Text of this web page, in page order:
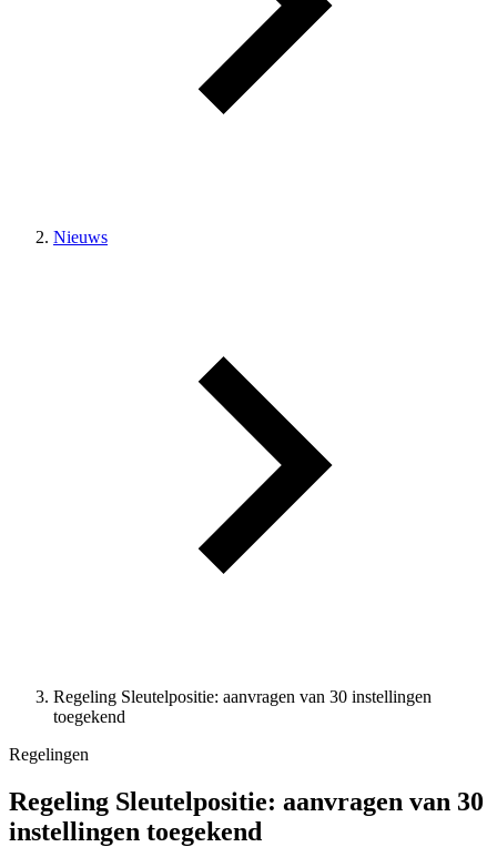
Nieuws
Regeling Sleutelpositie: aanvragen van 30 instellingen
toegekend
Regelingen
Regeling Sleutelpositie: aanvragen van 30
instellingen toegekend